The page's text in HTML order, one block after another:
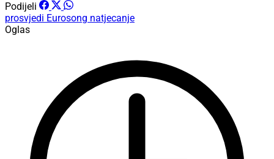
Podijeli
prosvjedi Eurosong natjecanje
Oglas